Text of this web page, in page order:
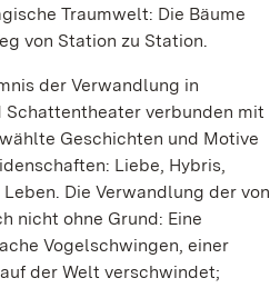
Traumwelt: Die Bäume
von Station zu Station.
der Verwandlung in
Schattentheater verbunden mit
Geschichten und Motive
Liebe, Hybris,
Die Verwandlung der von
nicht ohne Grund: Eine
Vogelschwingen, einer
der Welt verschwindet;